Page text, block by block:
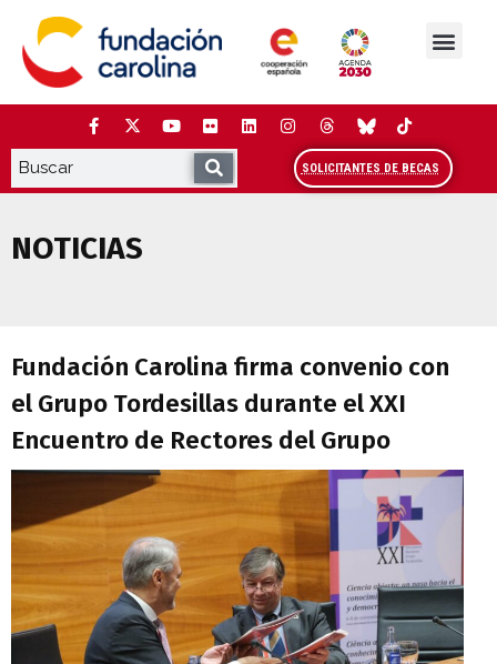
contenido
SOLICITANTES DE BECAS
NOTICIAS
Fundación Carolina firma convenio con
el Grupo Tordesillas durante el XXI
Encuentro de Rectores del Grupo